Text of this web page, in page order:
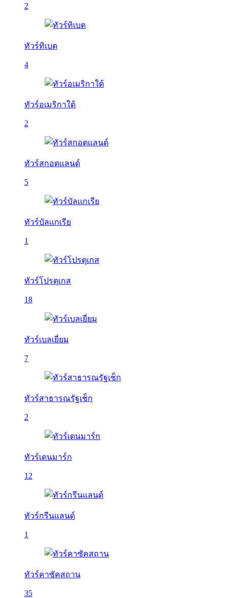
2
ทัวร์ทิเบต
4
ทัวร์อเมริกาใต้
2
ทัวร์สกอตแลนด์
5
ทัวร์บัลเเกเรีย
1
ทัวร์โปรตุเกส
18
ทัวร์เบลเยี่ยม
7
ทัวร์สาธารณรัฐเช็ก
2
ทัวร์เดนมาร์ก
12
ทัวร์กรีนแลนด์
1
ทัวร์คาซัคสถาน
35